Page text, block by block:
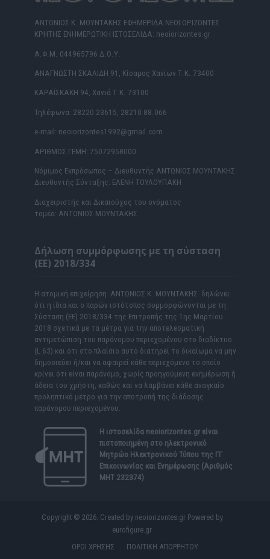
ΑΝΤΩΝΙΟΣ Κ. ΜΟΥΝΤΑΚΗΣ ΕΦΗΜΕΡΙΔΑ ΝΕΟΙ ΟΡΙΖΟΝΤΕΣ
ΚΡΗΤΗΣ ΕΝΗΜΕΡΩΤΙΚΗ ΙΣΤΟΣΕΛΙΔΑ: neoiorizontes.gr
Α.Φ.Μ. 044965796 Δ.Ο.Υ.
ΑΝΑΓΝΩΣΤΗ ΣΚΑΛΙΔΗ 91, Κίσαμος Χανίων Τ.Κ. 73400
ΚΑΡΑΪΣΚΑΚΗ 94, Χανιά Τ.Κ. 73100
Τηλέφωνα: 28220 23615, 28210 88.066
e-mail: neoiorizontes1992@gmail.com
ΑΡΙΘΜΟΣ ΓΕΜΗ: 75072958000
Νόμιμος Εκπρόσωπος – Διευθυντής ΑΝΤΩΝΙΟΣ ΜΟΥΝΤΑΚΗΣ
Διευθυντής Σύνταξης: ΕΛΕΝΗ ΤΟΥΛΟΥΠΑΚΗ
Διαχειριστής και Δικαιούχος του ονόματος
τομέα: ΑΝΤΩΝΙΟΣ ΜΟΥΝΤΑΚΗΣ
Δήλωση συμμόρφωσης με τη σύσταση
(ΕΕ) 2018/334
Η ατομική επιχείρηση ΑΝΤΩΝΙΟΣ Κ. ΜΟΥΝΤΑΚΗΣ δηλώνει
ότι η ίδια και ο παρών ιστότοπος συμμορφώνονται με τη
Σύσταση (ΕΕ) 2018/334 της Επιτροπής της 1ης Μαρτίου
2018 σχετικά με τα μέτρα για την αποτελεσματική
αντιμετώπιση του παράνομου περιεχομένου στο διαδίκτυο
(L 63) και ότι στο πλαίσιο αυτό διατηρεί το δικαίωμα να μην
δημοσιεύει ή/και να αφαιρεί κάθε περιεχόμενο το οποίο
κρίνει ότι είναι παράνομο, χωρίς προηγούμενη ενημέρωση ή
άδεια του χρήστη, καθώς και να λαμβάνει κάθε αναγκαίο
προληπτικό μέτρο για την αποτροπή της διάδοσης
παράνομου περιεχομένου.
Η ιστοσελίδα neoiorizontes.grείναι
πιστοποιημένη στο ηλεκτρονικό
Μητρώο Ηλεκτρονικού Τύπου της ΓΓ
Επικοινωνίας και Ενημέρωσης (Αριθμός
ΜΗΤ 232374)
Copyright © 2026. Created by neoiorizontes.gr Powered by
eurofigure.gr
ΟΡΟΙ ΧΡΗΣΗΣ
ΠΟΛΙΤΙΚΗ ΑΠΟΡΡΗΤΟΥ